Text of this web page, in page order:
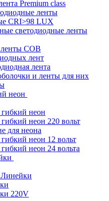
Premium class
ленты
CRI>98 LUX
светодиодные ленты
COB
лент
лента
и ленты для них
неон
неон
неон 220 вольт
для неона
неон 12 вольт
неон 24 вольта
220V